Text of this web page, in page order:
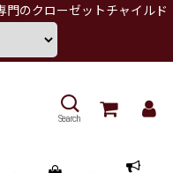
門のクローゼットチャイルド
Search